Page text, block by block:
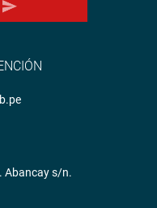
Abancay s/n.